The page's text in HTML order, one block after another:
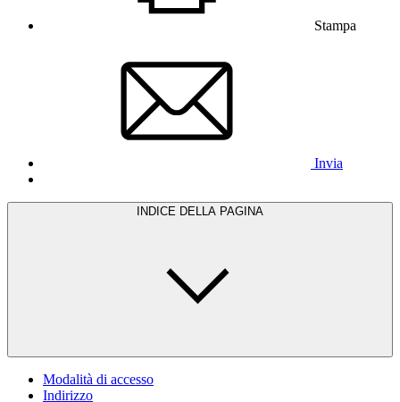
Stampa
Invia
INDICE DELLA PAGINA
Modalità di accesso
Indirizzo